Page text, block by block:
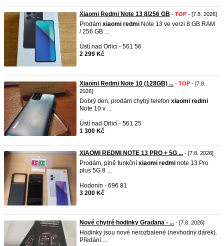
Xiaomi Redmi Note 13 8/256 GB - TOP - [7.8. 2026]
Prodám xiaomi redmi Note 13 ve verzi 8 GB RAM
/ 256 GB ...
Ústí nad Orlicí - 561 56
2 299 Kč
Xiaomi Redmi Note 10 (128GB) ... - TOP - [7.8.
2026]
Dobrý den, prodám chytrý telefon xiaomi redmi
Note 10 v ...
Ústí nad Orlicí - 561 25
1 300 Kč
XIAOMI REDMI NOTE 13 PRO + 5G ... - [7.8. 2026]
Prodám, plně funkční xiaomi redmi note 13 Pro
plus 5G 8 ...
Hodonín - 696 81
3 200 Kč
Nové chytré hodinky Gradana - ... - [7.8. 2026]
Hodinky jsou nové nerozbalené (nevhodný dárek).
Předání ...